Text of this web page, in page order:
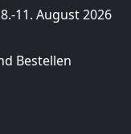
11. August 2026
Bestellen